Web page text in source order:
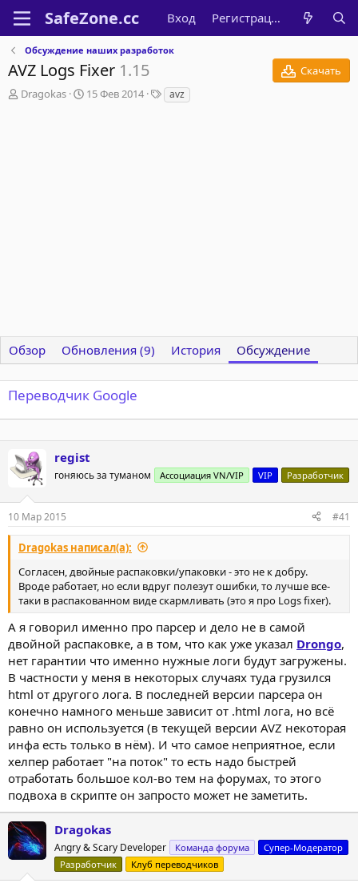
Вход Регистрация
Обсуждение наших разработок
AVZ Logs Fixer 1.15
Скачать
А
Dragokas
Д15 Фев 2014
Т avz
Обзор Обновления (9) История Обсуждение
Переводчик Google
regist
гоняюсь за туманом Ассоциация VN/VIP VIP Разработчик
10 Мар 2015 #41
Dragokas написал(а):
Согласен, двойные распаковки/упаковки - это не к добру.
Вроде работает, но если вдруг полезут ошибки, то лучше все-
таки в распакованном виде скармливать (это я про Logs fixer).
А я говорил именно про парсер и дело не в самой
двойной распаковке, а в том, что как уже указал Drongo,
нет гарантии что именно нужные логи будут загружены.
В частности у меня в некоторых случаях туда грузился
html от другого лога. В последней версии парсера он
конечно намного меньше зависит от .html лога, но всё
равно он используется (в текущей версии AVZ некоторая
инфа есть только в нём). И что самое неприятное, если
хелпер работает "на поток" то есть надо быстрей
отработать большое кол-во тем на форумах, то этого
подвоха в скрипте он запросто может не заметить.
Dragokas
Angry & Scary Developer Команда форума
Супер-Модератор
Разработчик
Клуб переводчиков